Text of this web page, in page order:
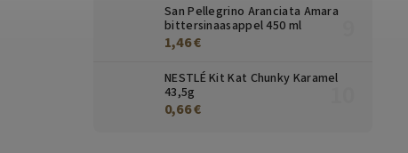
San Pellegrino Aranciata Amara
bittersinaasappel 450 ml
1,46 €
NESTLÉ Kit Kat Chunky Karamel
43,5g
0,66 €